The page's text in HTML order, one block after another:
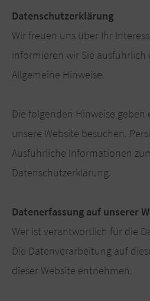
Datenschutzerklärung
Wir freuen uns über Ihr
informieren wir Sie
Allgemeine Hinweise
Die folgenden Hinweise
unsere Website besuchen.
Ausführliche Informationen
Datenschutzerklärung.
Datenerfassung auf unserer
Wer ist verantwortlich für die
Die Datenverarbeitung auf
dieser Website entnehmen.